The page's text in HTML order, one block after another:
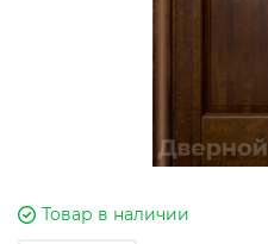
Товар в наличии